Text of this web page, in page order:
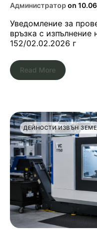
Администратор on
Уведомление за
връзка с
152/02.02.2026 г
Read More
ДЕЙНОСТИ ИЗВЪН